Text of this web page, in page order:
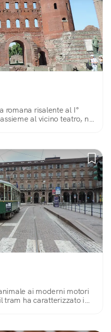
romana risalente al I°
al vicino teatro, nel
ai moderni motori
tram ha caratterizzato i